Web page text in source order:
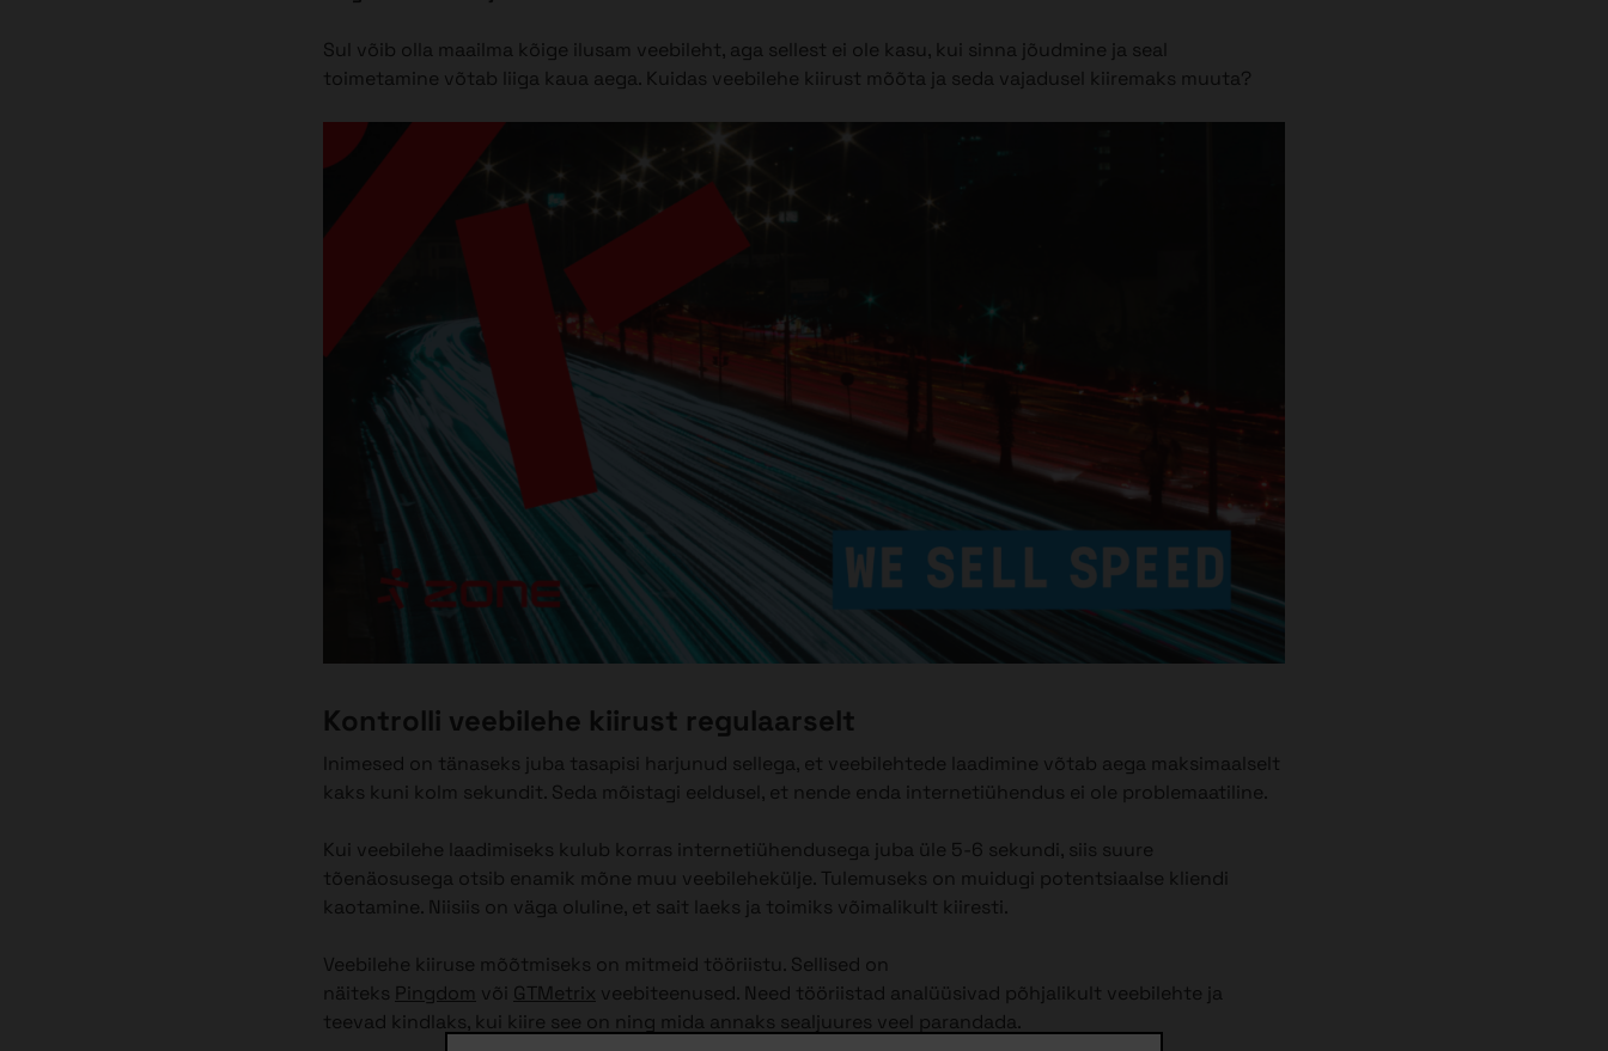
Sul võib olla maailma kõige ilusam veebileht, aga sellest ei ole kasu, kui sinna jõudmine ja seal
toimetamine võtab liiga kaua aega. Kuidas veebilehe kiirust mõõta ja seda vajadusel kiiremaks muuta?
Kontrolli veebilehe kiirust regulaarselt
Inimesed on tänaseks juba tasapisi harjunud sellega, et veebilehtede laadimine võtab aega maksimaalselt
kaks kuni kolm sekundit. Seda mõistagi eeldusel, et nende enda internetiühendus ei ole problemaatiline.
Kui veebilehe laadimiseks kulub korras internetiühendusega juba üle 5-6 sekundi, siis suure
tõenäosusega otsib enamik mõne muu veebilehekülje. Tulemuseks on muidugi potentsiaalse kliendi
kaotamine. Niisiis on väga oluline, et sait laeks ja toimiks võimalikult kiiresti.
Veebilehe kiiruse mõõtmiseks on mitmeid tööriistu. Sellised on
näiteks Pingdom või GTMetrix veebiteenused. Need tööriistad analüüsivad põhjalikult veebilehte ja
teevad kindlaks, kui kiire see on ning mida annaks sealjuures veel parandada.